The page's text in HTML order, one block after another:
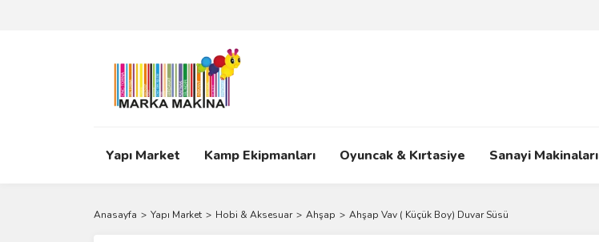
Yapı Market Kamp Ekipmanları Oyuncak & Kırtasiye Sanayi Makinaları
Anasayfa Yapı Market Hobi & Aksesuar Ahşap Ahşap Vav ( Küçük Boy) Duvar Süsü